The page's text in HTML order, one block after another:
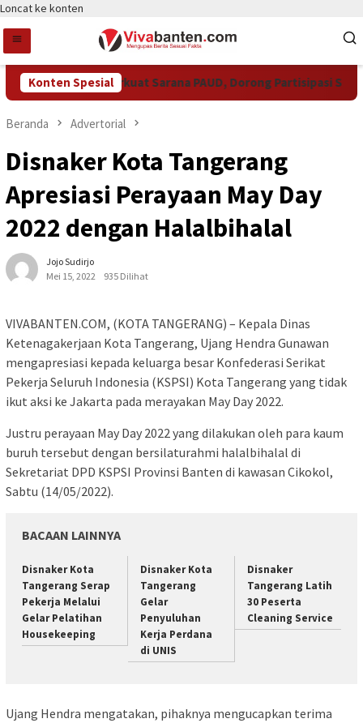
Loncat ke konten
Konten Spesial
Tangsel Perkuat Sarana PAUD, Dorong Partisipasi Sekolah
Beranda Advertorial
Disnaker Kota Tangerang
Apresiasi Perayaan May Day
2022 dengan Halalbihalal
Jojo Sudirjo
Mei 15, 2022
935 Dilihat
VIVABANTEN.COM, (KOTA TANGERANG) – Kepala Dinas
Ketenagakerjaan Kota Tangerang, Ujang Hendra Gunawan
mengapresiasi kepada keluarga besar Konfederasi Serikat
Pekerja Seluruh Indonesia (KSPSI) Kota Tangerang yang tidak
ikut aksi ke Jakarta pada merayakan May Day 2022.
Justru perayaan May Day 2022 yang dilakukan oleh para kaum
buruh tersebut dengan bersilaturahmi halalbihalal di
Sekretariat DPD KSPSI Provinsi Banten di kawasan Cikokol,
Sabtu (14/05/2022).
BACAAN LAINNYA
Disnaker Kota
Tangerang Serap
Pekerja Melalui
Gelar Pelatihan
Housekeeping
Disnaker Kota
Tangerang
Gelar
Penyuluhan
Kerja Perdana
di UNIS
Disnaker
Tangerang Latih
30 Peserta
Cleaning Service
Ujang Hendra mengatakan, pihaknya mengucapkan terima